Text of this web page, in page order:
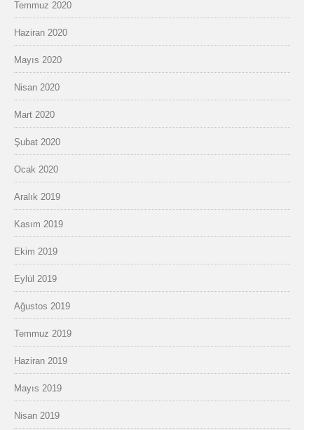
Temmuz 2020
Haziran 2020
Mayıs 2020
Nisan 2020
Mart 2020
Şubat 2020
Ocak 2020
Aralık 2019
Kasım 2019
Ekim 2019
Eylül 2019
Ağustos 2019
Temmuz 2019
Haziran 2019
Mayıs 2019
Nisan 2019